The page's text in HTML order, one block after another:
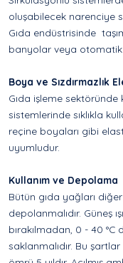
oluşabilecek narenciye
Gıda endüstrisinde
banyolar veya otomatik
Boya ve Sızdırmazlık
Gıda işleme
sistemlerinde sıklıkla
reçine boyaları gibi
uyumludur.
Kullanım ve Depolama
Bütün gıda yağları
depolanmalıdır. Güneş
bırakılmadan, 0 - 40
saklanmalıdır. Bu